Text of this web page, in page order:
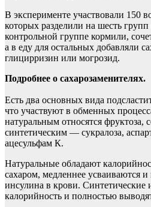
В эксперименте участвовали 150
которых разделили на шесть
контрольной группе кормили,
а в еду для остальных добавляли
глицирризин или могрозид.
Подробнее о сахарозаменителях.
Есть два основных вида
что участвуют в обменных
натуральным относятся фруктоза,
синтетическим — сукралоза,
ацесульфам К.
Натуральные обладают
сахаром, медленнее усваиваются
инсулина в крови. Синтетические
калорийность и полностью